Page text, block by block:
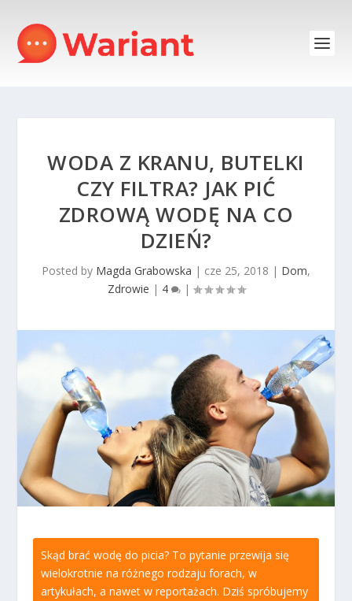
WODA Z KRANU, BUTELKI
CZY FILTRA? JAK PIĆ
ZDROWĄ WODĘ NA CO
DZIEŃ?
Posted by Magda Grabowska | cze 25, 2018 | Dom,
Zdrowie | 4 |
Skąd brać wodę do picia? To pytanie przewija się
wielokrotnie na różnego rodzaju forach, w
artykułach, a nawet w reportażach. Dziś spróbujemy